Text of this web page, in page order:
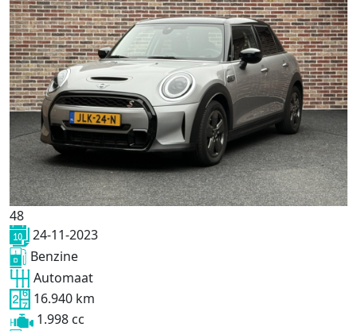
48
24-11-2023
Benzine
Automaat
16.940 km
1.998 cc